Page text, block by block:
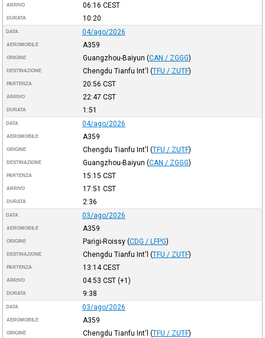
ARRIVO 06:16 CEST
DURATA 10:20
DATA 04/ago/2026
AEROMOBILE A359
ORIGINE Guangzhou-Baiyun (CAN / ZGGG)
DESTINAZIONE Chengdu Tianfu Int'l (TFU / ZUTF)
PARTENZA 20:56 CST
ARRIVO 22:47 CST
DURATA 1:51
DATA 04/ago/2026
AEROMOBILE A359
ORIGINE Chengdu Tianfu Int'l (TFU / ZUTF)
DESTINAZIONE Guangzhou-Baiyun (CAN / ZGGG)
PARTENZA 15:15 CST
ARRIVO 17:51 CST
DURATA 2:36
DATA 03/ago/2026
AEROMOBILE A359
ORIGINE Parigi-Roissy (CDG / LFPG)
DESTINAZIONE Chengdu Tianfu Int'l (TFU / ZUTF)
PARTENZA 13:14CEST
ARRIVO 04:53 CST(+1)
DURATA 9:38
DATA 03/ago/2026
AEROMOBILE A359
ORIGINE Chengdu Tianfu Int'l (TFU / ZUTF)